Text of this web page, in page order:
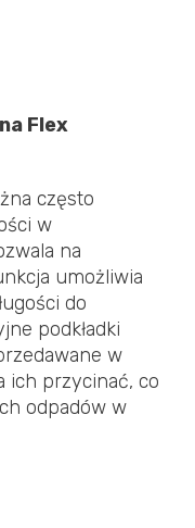
Flex
często
w
na
umożliwia
do
podkładki
w
ich przycinać, co
odpadów w